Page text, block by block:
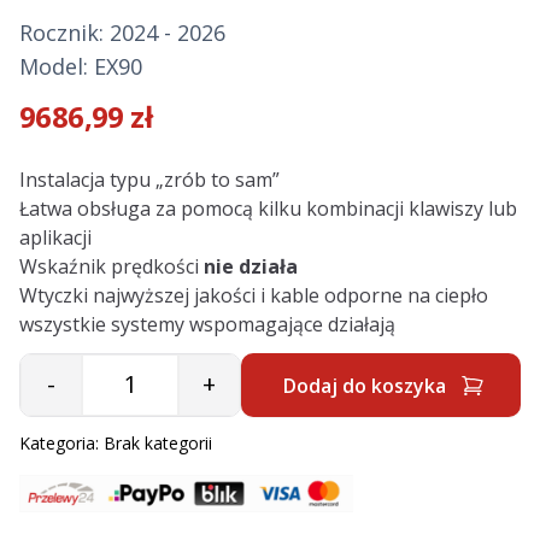
Rocznik: 2024 - 2026
Model: EX90
9686,99 zł
Description
Instalacja typu „zrób to sam”
Łatwa obsługa za pomocą kilku kombinacji klawiszy lub
aplikacji
Wskaźnik prędkości nie działa
Wtyczki najwyższej jakości i kable odporne na ciepło
wszystkie systemy wspomagające działają
Quantity
- + Dodaj do koszyka
Kategoria: Brak kategorii